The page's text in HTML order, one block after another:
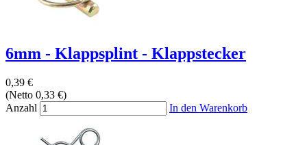
6mm - Klappsplint - Klappstecker
0,39 €
(Netto 0,33 €)
Anzahl
In den Warenkorb